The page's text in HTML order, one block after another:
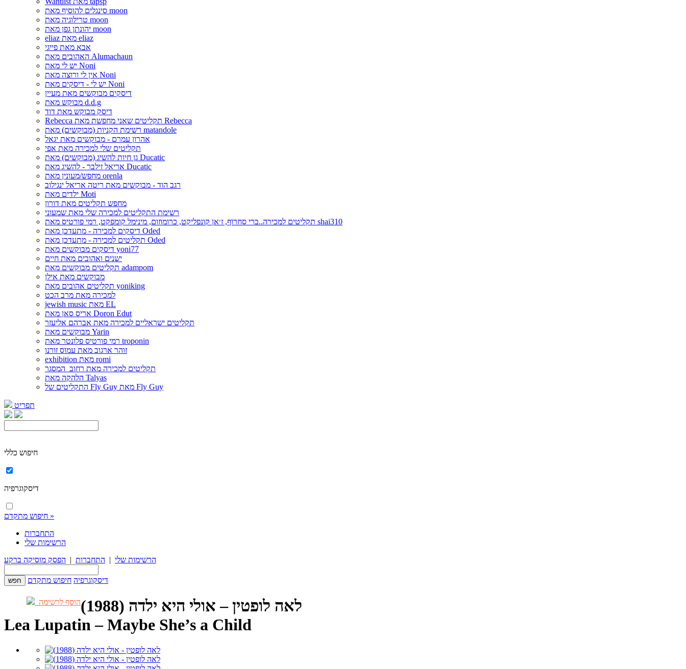
סינגלים להוסיף מאת moon
טרילוגיה מאת moon
יהונתן גפן מאת moon
eliaz מאת eliaz
אבא מאת פייגי
האהובים מאת Alumachaun
יש לי מאת Noni
אין לי ורוצה מאת Noni
יש לי - דיסקים מאת Noni
דיסקים מבוקשים מאת מעיין
מבוקש מאת d.d.g
דיסק מבוקש מאת דוד
Rebecca תקליטים שאני מחפשת מאת Rebecca
רשימת הקניות (מבוקשים) מאת matandole
אהרון עמרם - מבוקשים מאת יגאל
תקליטים שלי למכירה מאת אפי
גן חיות להשיג (מבוקשים) מאת Ducatic
אריאל זילבר - להשיג מאת Ducatic
מחפש/מעונין מאת orenla
רגב הוד - מבוקשים מאת ריטה אריאל ינגילוב
ילדים מאת Moti
מחפש תקליטים מאת דורון
רשימת התקליטים למכירה שלי מאת שמעוני
תקליטים למכירה..ברי סחרוֹף, ז׳אן קונפליקט, כרומוזום, מינימל קומפקט, רמי פורטיס מאת shai310
דיסקים למכירה - מתעדכן מאת Oded
תקליטים למכירה - מתעדכן מאת Oded
דיסקים מבוקשים מאת yoni77
ישנים ואהובים מאת חיים
תקליטים מבוקשים מאת adampom
מבוקשים מאת אילן
תקליטים אהובים מאת yoniking
למכירה מאת מרב הכט
jewish music מאת EL
אריס סאן מאת Doron Edut
תקליטים ישראליים למכירה מאת אברהם אליעזר
מבוקשים מאת Yarin
רמי פורטיס פלונטר מאת troponin
זוהר ארגוב מאת עמוס זורנו
exhibition מאת romi
תקליטים למכירה מאת רחוב_המסגר
הלהקה מאת Talyas
התקליטים של Fly Guy מאת Fly Guy
תפריט
חיפוש כללי
חיפוש מתקדם »
התחברות
הרשימות שלי
הרשימות שלי | התחברות | הפסק מוסיקה ברקע
דיסקוגרפיה חיפוש מתקדם
הוסף לרשימה
לאה לופטין – אולי היא ילדה (1988)
Lea Lupatin – Maybe She’s a Child